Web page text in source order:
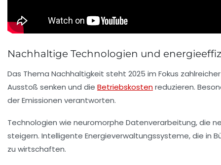
Nachhaltige Technologien und
Das Thema Nachhaltigkeit steht 2025 im Fokus
Ausstoß senken und die Betriebskostenreduzieren.
der Emissionen verantworten.
Technologien wie neuromorphe Datenverarbeitung, die
steigern. Intelligente Energieverwaltungssysteme, die in
zu wirtschaften.